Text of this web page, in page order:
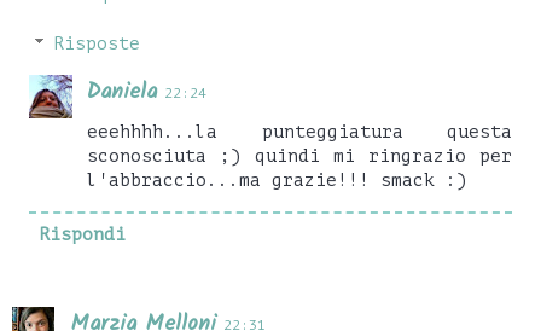
Risposte
Daniela 22:24
eeehhhh...la punteggiatura questa
sconosciuta ;) quindi mi ringrazio per
l'abbraccio...ma grazie!!! smack :)
Rispondi
22:31